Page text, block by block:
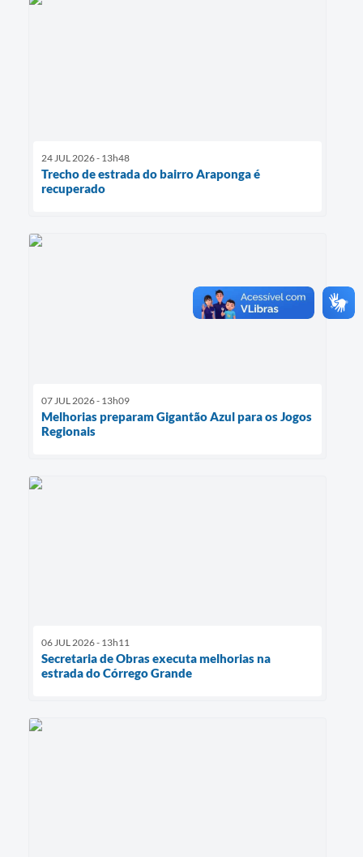
24 JUL 2026 - 13h48
Trecho de estrada do bairro Araponga é
recuperado
07 JUL 2026 - 13h09
Melhorias preparam Gigantão Azul para os Jogos
Regionais
06 JUL 2026 - 13h11
Secretaria de Obras executa melhorias na
estrada do Córrego Grande